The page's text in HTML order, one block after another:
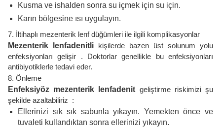
Kusma ve ishalden sonra su içmek için su için.
Karın bölgesine ısı uygulayın.
7. İltihaplı mezenterik lenf düğümleri ile ilgili komplikasyonlar
Mezenterik lenfadenitli kişilerde bazen üst solunum yolu
enfeksiyonları gelişir . Doktorlar genellikle bu enfeksiyonları
antibiyotiklerle tedavi eder.
8. Önleme
Enfeksiyöz mezenterik lenfadenit geliştirme riskimizi şu
şekilde azaltabiliriz :
Ellerinizi sık sık sabunla yıkayın. Yemekten önce ve
tuvaleti kullandıktan sonra ellerinizi yıkayın.